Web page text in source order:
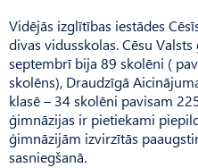
Vidējās izglītības iestādes
divas vidusskolas. Cēsu
septembrī bija 89 skolēni (
skolēns), Draudzīgā
klasē – 34 skolēni pavisam
ģimnāzijas ir pietiekami
ģimnāzijām izvirzītās
sasniegšanā.